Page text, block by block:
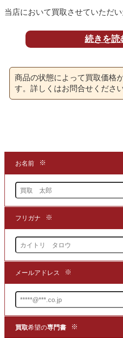
当店において買取させていただい
特に高額買取となった商品につ
★お客様からの声
両親が読むつもりで全巻購入した
事前に問合せ時より高額となり
大変嬉しい限りのようでした。
ありがとうございました。
先のお問合せ時は全103巻でござ
別巻等もございましたことと
高額での買取成立となりました。
●買取方法は簡単3ステップ！
2.申し込みをして
続きを読
商品の状態によって買取価格
す。詳しくはお問合せください